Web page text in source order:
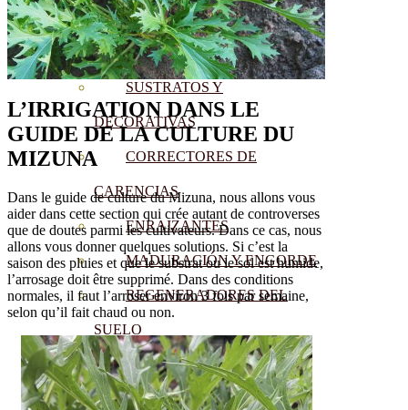
ABONOS SOLIDOS
BIOESTIMULANTES
SUSTRATOS Y
DECORATIVAS
CORRECTORES DE
CARENCIAS
ENRAIZANTES
MADURACIÓN Y ENGORDE
REGENERADORES DEL
SUELO
ÁCIDOS HÚMICOS
MATERIAS PRIMAS
L’IRRIGATION DANS LE
GUIDE DE LA CULTURE DU
MIZUNA
Dans le guide de culture du Mizuna, nous allons vous
aider dans cette section qui crée autant de controverses
que de doutes parmi les cultivateurs. Dans ce cas, nous
allons vous donner quelques solutions. Si c’est la
saison des pluies et que le substrat ou le sol est humide,
l’arrosage doit être supprimé. Dans des conditions
normales, il faut l’arroser environ 3 fois par semaine,
selon qu’il fait chaud ou non.